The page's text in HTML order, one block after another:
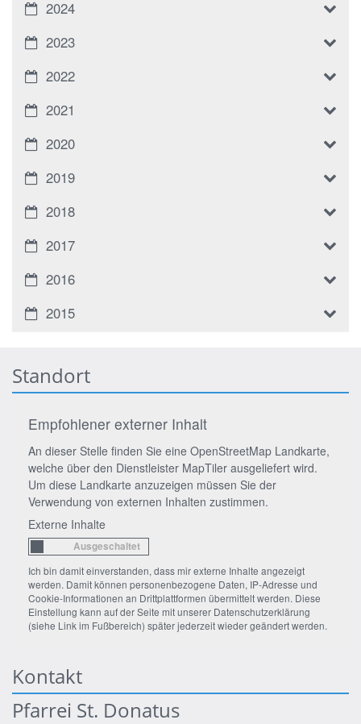
2024
2023
2022
2021
2020
2019
2018
2017
2016
2015
Standort
Empfohlener externer Inhalt
An dieser Stelle finden Sie eine OpenStreetMap Landkarte,
welche über den Dienstleister MapTiler ausgeliefert wird.
Um diese Landkarte anzuzeigen müssen Sie der
Verwendung von externen Inhalten zustimmen.
Externe Inhalte
Ich bin damit einverstanden, dass mir externe Inhalte angezeigt
werden. Damit können personenbezogene Daten, IP-Adresse und
Cookie-Informationen an Drittplattformen übermittelt werden. Diese
Einstellung kann auf der Seite mit unserer Datenschutzerklärung
(siehe Link im Fußbereich) später jederzeit wieder geändert werden.
Kontakt
Pfarrei St. Donatus